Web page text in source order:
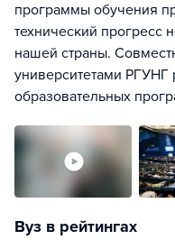
программы обучения
технический прогресс
нашей страны.
университетами РГУНГ
образовательных
Вуз в рейтингах